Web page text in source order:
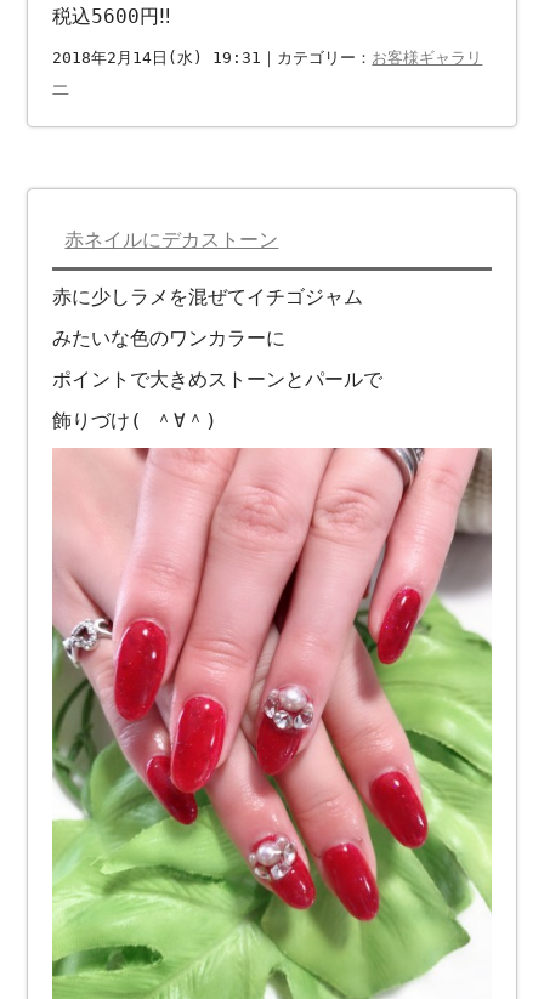
税込5600円‼︎
2018年2月14日(水) 19:31｜カテゴリー： お客様ギャラリ
ー
赤ネイルにデカストーン
赤に少しラメを混ぜてイチゴジャム
みたいな色のワンカラーに
ポイントで大きめストーンとパールで
飾りづけ( ＾∀＾)